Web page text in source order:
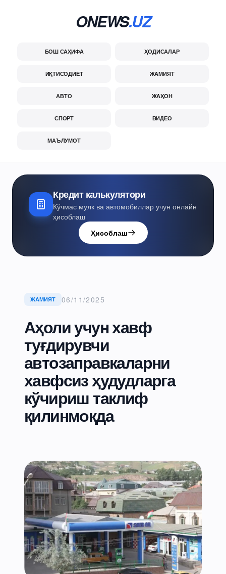
ONEWS.UZ
БОШ САҲИФА ҲОДИСАЛАР
ИҚТИСОДИЁТ ЖАМИЯТ
АВТО ЖАҲОН
СПОРТ ВИДЕО
МАЪЛУМОТ
Кредит калькулятори
Кўчмас мулк ва автомобиллар учун онлайн
ҳисоблаш
Ҳисоблаш
ЖАМИЯТ 06/11/2025
Аҳоли учун хавф
туғдирувчи
автозаправкаларни
хавфсиз ҳудудларга
кўчириш таклиф
қилинмоқда